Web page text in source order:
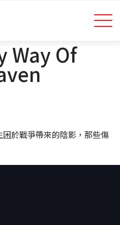
Way Of
於戰爭帶來的陰影，那些傷